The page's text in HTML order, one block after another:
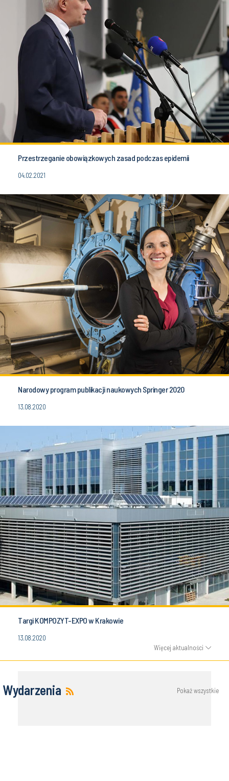
Przestrzeganie obowiązkowych zasad podczas epidemii
04.02.2021
Narodowy program publikacji naukowych Springer 2020
13.08.2020
Targi KOMPOZYT-EXPO w Krakowie
13.08.2020
Więcej aktualności
Wydarzenia Pokaż wszystkie